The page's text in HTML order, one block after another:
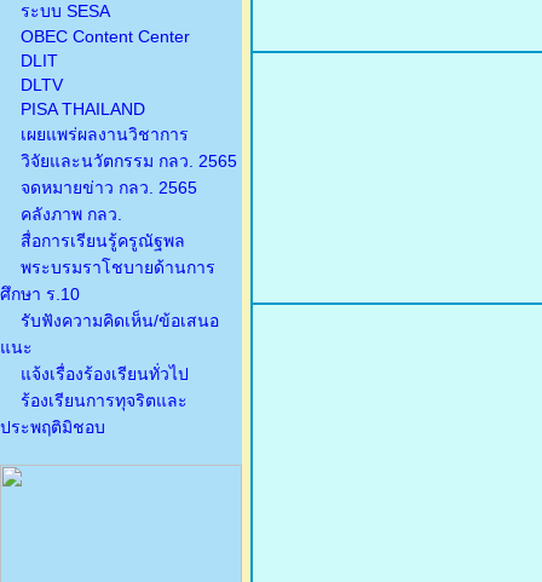
ระบบ SESA
OBEC Content Center
DLIT
DLTV
PISA THAILAND
เผยแพร่ผลงานวิชาการ
วิจัยและนวัตกรรม กลว. 2565
จดหมายข่าว กลว. 2565
คลังภาพ กลว.
สื่อการเรียนรู้ครูณัฐพล
พระบรมราโชบายด้านการ
ศึกษา ร.10
รับฟังความคิดเห็น/ข้อเสนอ
แนะ
แจ้งเรื่องร้องเรียนทั่วไป
ร้องเรียนการทุจริตและ
ประพฤติมิชอบ